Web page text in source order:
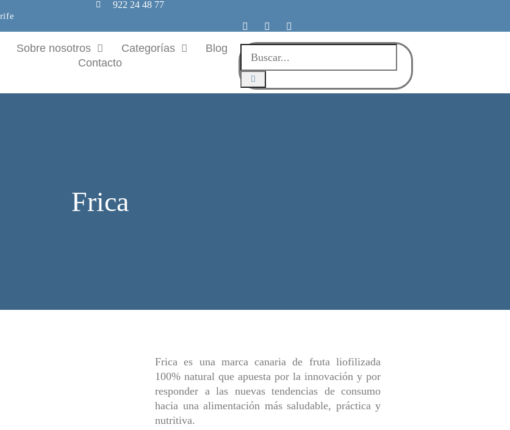
922 24 48 77
Sobre nosotros Categorías
Blog
Contacto
Frica
Frica es una marca canaria de fruta liofilizada
100% natural que apuesta por la innovación y por
responder a las nuevas tendencias de consumo
hacia una alimentación más saludable, práctica y
nutritiva.